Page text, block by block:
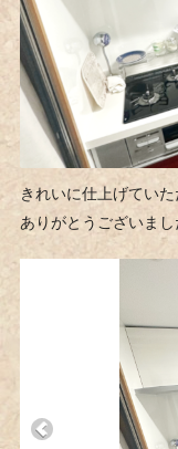
きれいに仕上げていた
ありがとうございまし